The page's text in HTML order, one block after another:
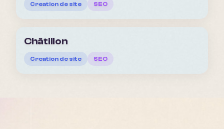
Creation de site SEO
Châtillon
Creation de site SEO